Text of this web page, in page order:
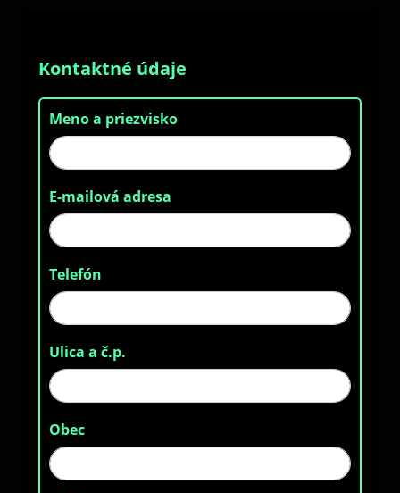
Kontaktné údaje
Meno a priezvisko
E-mailová adresa
Telefón
Ulica a č.p.
Obec